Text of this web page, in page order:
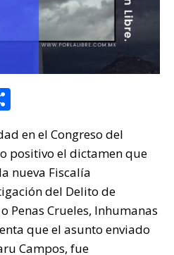
m
p
ar
ti
r
en el Congreso del
positivo el dictamen que
nueva Fiscalía
del Delito de
Penas Crueles, Inhumanas
que el asunto enviado
Campos, fue